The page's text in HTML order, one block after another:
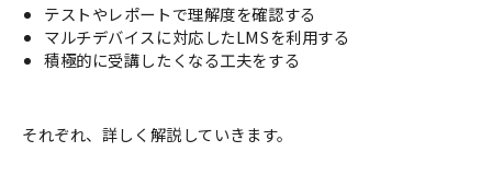
テストやレポートで理解度を確認する
マルチデバイスに対応したLMSを利用する
積極的に受講したくなる工夫をする
それぞれ、詳しく解説していきます。